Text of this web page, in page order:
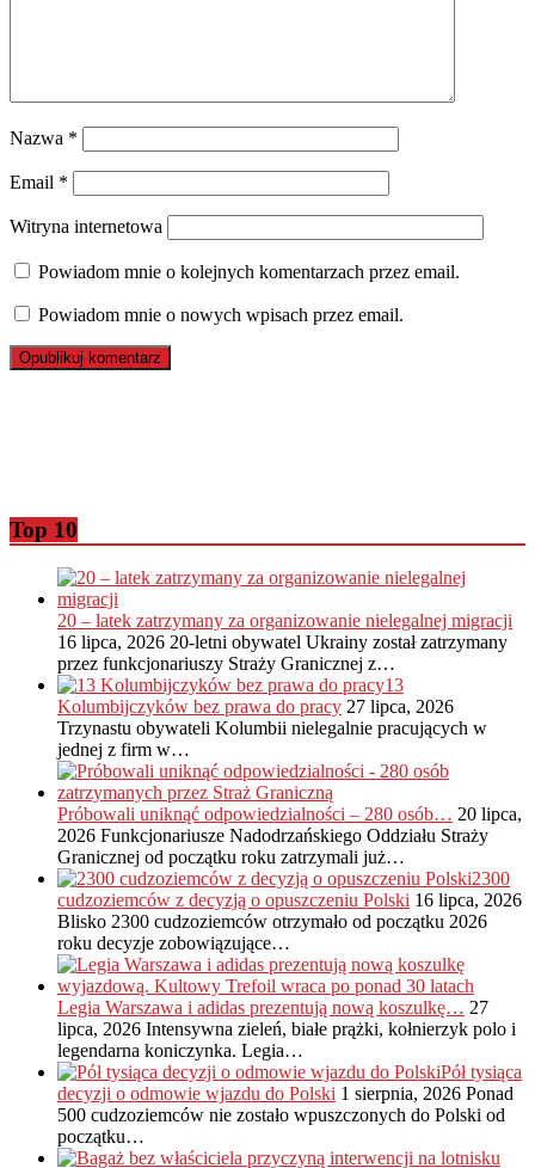
Nazwa *
Email *
Witryna internetowa
Powiadom mnie o kolejnych komentarzach przez email.
Powiadom mnie o nowych wpisach przez email.
Top 10
20 – latek zatrzymany za organizowanie nielegalnej migracji
16 lipca, 2026 20-letni obywatel Ukrainy został zatrzymany
przez funkcjonariuszy Straży Granicznej z…
13
Kolumbijczyków bez prawa do pracy 27 lipca, 2026
Trzynastu obywateli Kolumbii nielegalnie pracujących w
jednej z firm w…
Próbowali uniknąć odpowiedzialności – 280 osób… 20 lipca,
2026 Funkcjonariusze Nadodrzańskiego Oddziału Straży
Granicznej od początku roku zatrzymali już…
2300
cudzoziemców z decyzją o opuszczeniu Polski 16 lipca, 2026
Blisko 2300 cudzoziemców otrzymało od początku 2026
roku decyzje zobowiązujące…
Legia Warszawa i adidas prezentują nową koszulkę… 27
lipca, 2026 Intensywna zieleń, białe prążki, kołnierzyk polo i
legendarna koniczynka. Legia…
Pół tysiąca
decyzji o odmowie wjazdu do Polski 1 sierpnia, 2026 Ponad
500 cudzoziemców nie zostało wpuszczonych do Polski od
początku…